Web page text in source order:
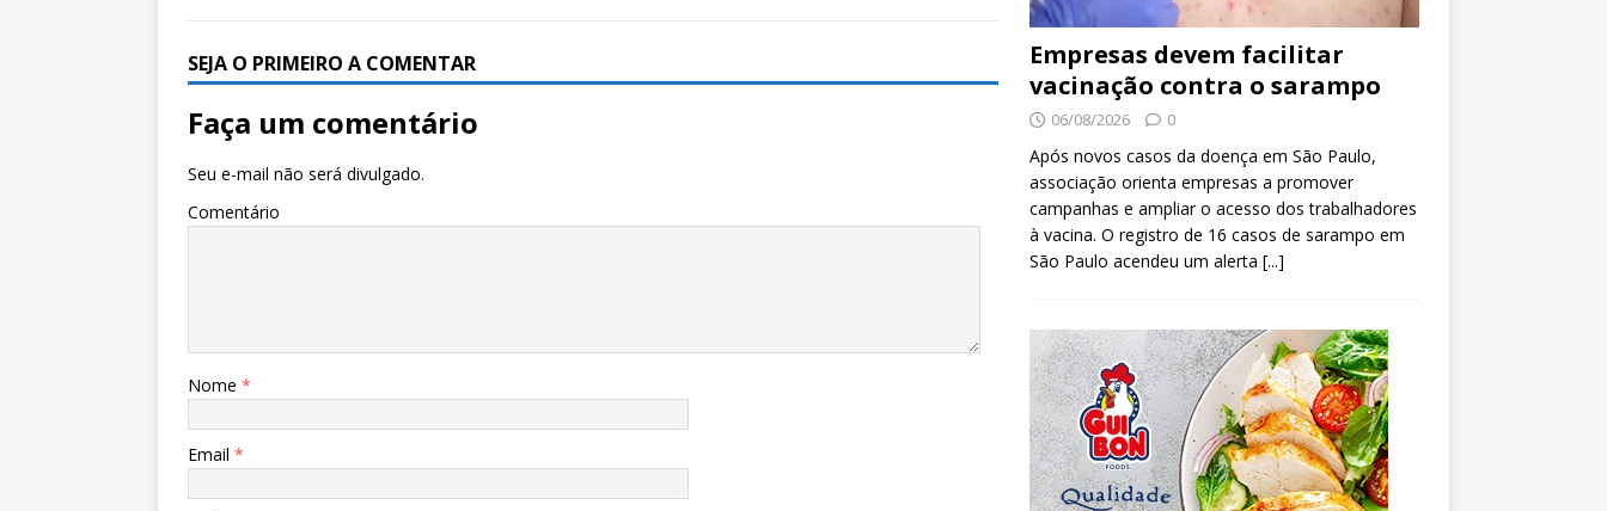
SEJA O PRIMEIRO A COMENTAR
Faça um comentário
Seu e-mail não será divulgado.
Comentário
Nome *
Email *
Empresas devem facilitar
vacinação contra o sarampo
06/08/2026 0
Após novos casos da doença em São Paulo,
associação orienta empresas a promover
campanhas e ampliar o acesso dos trabalhadores
à vacina. O registro de 16 casos de sarampo em
São Paulo acendeu um alerta [...]